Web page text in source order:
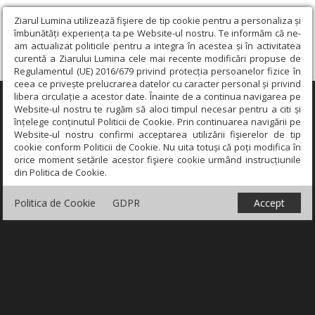
Ziarul Lumina utilizează fişiere de tip cookie pentru a personaliza și
îmbunătăți experiența ta pe Website-ul nostru. Te informăm că ne-
am actualizat politicile pentru a integra în acestea și în activitatea
curentă a Ziarului Lumina cele mai recente modificări propuse de
Regulamentul (UE) 2016/679 privind protecția persoanelor fizice în
ceea ce privește prelucrarea datelor cu caracter personal și privind
libera circulație a acestor date. Înainte de a continua navigarea pe
Website-ul nostru te rugăm să aloci timpul necesar pentru a citi și
înțelege conținutul Politicii de Cookie. Prin continuarea navigării pe
Website-ul nostru confirmi acceptarea utilizării fişierelor de tip
cookie conform Politicii de Cookie. Nu uita totuși că poți modifica în
orice moment setările acestor fişiere cookie urmând instrucțiunile
din Politica de Cookie.
Politica de Cookie GDPR Accept
×